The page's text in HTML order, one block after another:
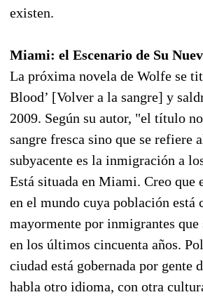
existen.
Miami: el Escenario de Su
La próxima novela de Wolfe se
Blood’ [Volver a la sangre] y
2009. Según su autor, "el título
sangre fresca sino que se refiere
subyacente es la inmigración a
Está situada en Miami. Creo que
en el mundo cuya población está
mayormente por inmigrantes que
en los últimos cincuenta años.
ciudad está gobernada por gente
habla otro idioma, con otra